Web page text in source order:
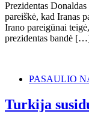
Prezidentas
pareiškė, kad Iranas
Irano pareigūnai
prezidentas bandė
PASAULIO
Turkija